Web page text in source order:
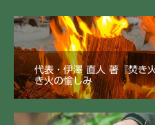
代表・伊澤 直人 著『焚き
き火の愉しみ